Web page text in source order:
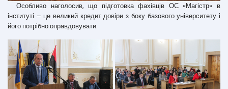
Особливо наголосив, що підготовка фахівців ОС «Магістр» в
інституті – це великий кредит довіри з боку базового університету і
його потрібно оправдовувати.